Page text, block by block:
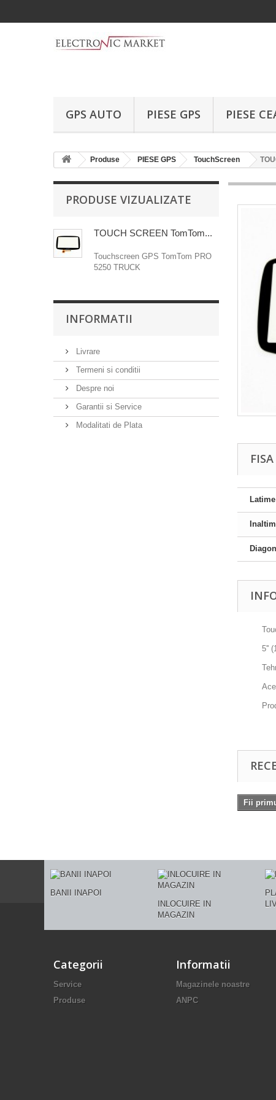
GPS AUTO PIESE GPS PIESE
Produse PIESE GPS TouchScreen
PRODUSE VIZUALIZATE
TOUCH SCREEN TomTom...
Touchscreen GPS TomTom PRO
5250 TRUCK
INFORMATII
Livrare
Termeni si conditii
Despre noi
Garantii si Service
Modalitati de Plata
Latime
5''
Fii
BANII INAPOI
INLOCUIRE IN
MAGAZIN
Categorii
Service
Produse
Informatii
Magazinele noastre
ANPC